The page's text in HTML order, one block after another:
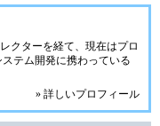
クターを経て、現在はプロ
テム開発に携わっている
» 詳しいプロフィール